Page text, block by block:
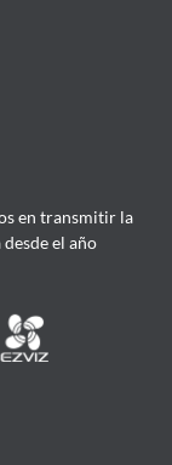
en transmitir la
el año